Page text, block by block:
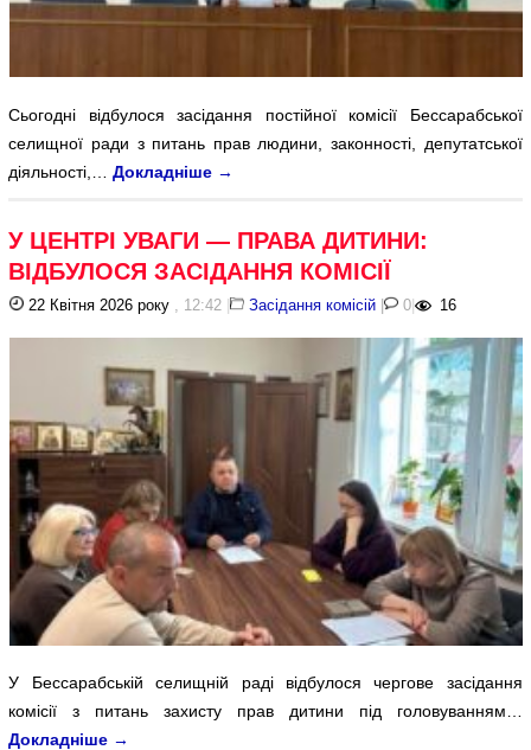
Сьогодні відбулося засідання постійної комісії Бессарабської
селищної ради з питань прав людини, законності, депутатської
діяльності,…Докладніше →
У ЦЕНТРІ УВАГИ — ПРАВА ДИТИНИ:
ВІДБУЛОСЯ ЗАСІДАННЯ КОМІСІЇ
22 Квітня 2026 року , 12:42 | Засідання комісій | 0| 16
У Бессарабській селищній раді відбулося чергове засідання
комісії з питань захисту прав дитини під головуванням…
Докладніше →